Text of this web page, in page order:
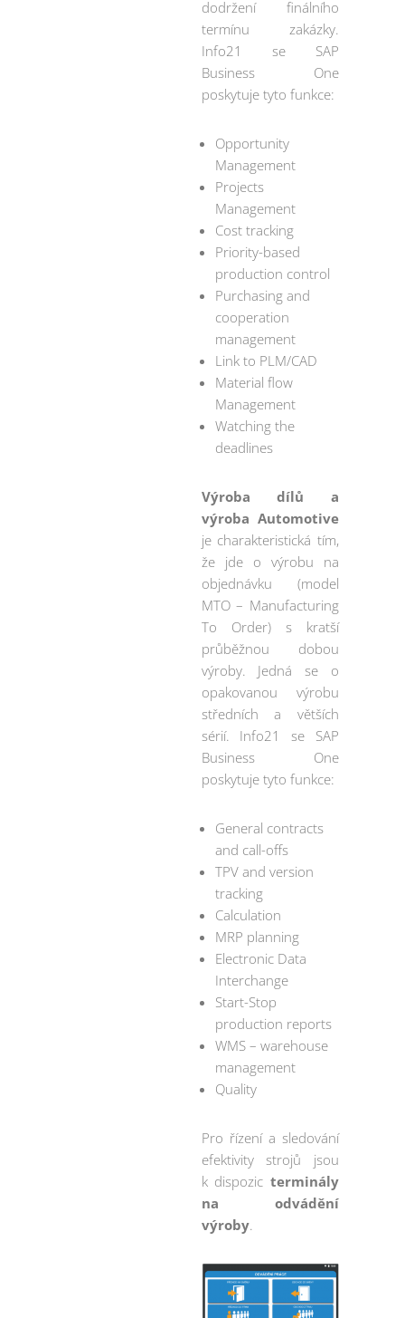
dodržení finálního
termínu zakázky.
Info21 se SAP
Business One
poskytuje tyto funkce:
Opportunity
Management
Projects
Management
Cost tracking
Priority-based
production control
Purchasing and
cooperation
management
Link to PLM/CAD
Material flow
Management
Watching the
deadlines
Výroba dílů a
výroba Automotive
je charakteristická tím,
že jde o výrobu na
objednávku (model
MTO – Manufacturing
To Order) s kratší
průběžnou dobou
výroby. Jedná se o
opakovanou výrobu
středních a větších
sérií. Info21 se SAP
Business One
poskytuje tyto funkce:
General contracts
and call-offs
TPV and version
tracking
Calculation
MRP planning
Electronic Data
Interchange
Start-Stop
production reports
WMS – warehouse
management
Quality
Pro řízení a sledování
efektivity strojů jsou
k dispozicterminály
na odvádění
výroby.